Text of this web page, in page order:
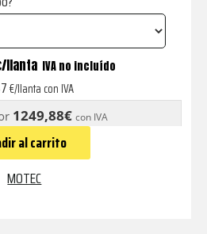
IVA no incluído
€/llanta con IVA
1249,88€ con IVA
al carrito
MOTEC